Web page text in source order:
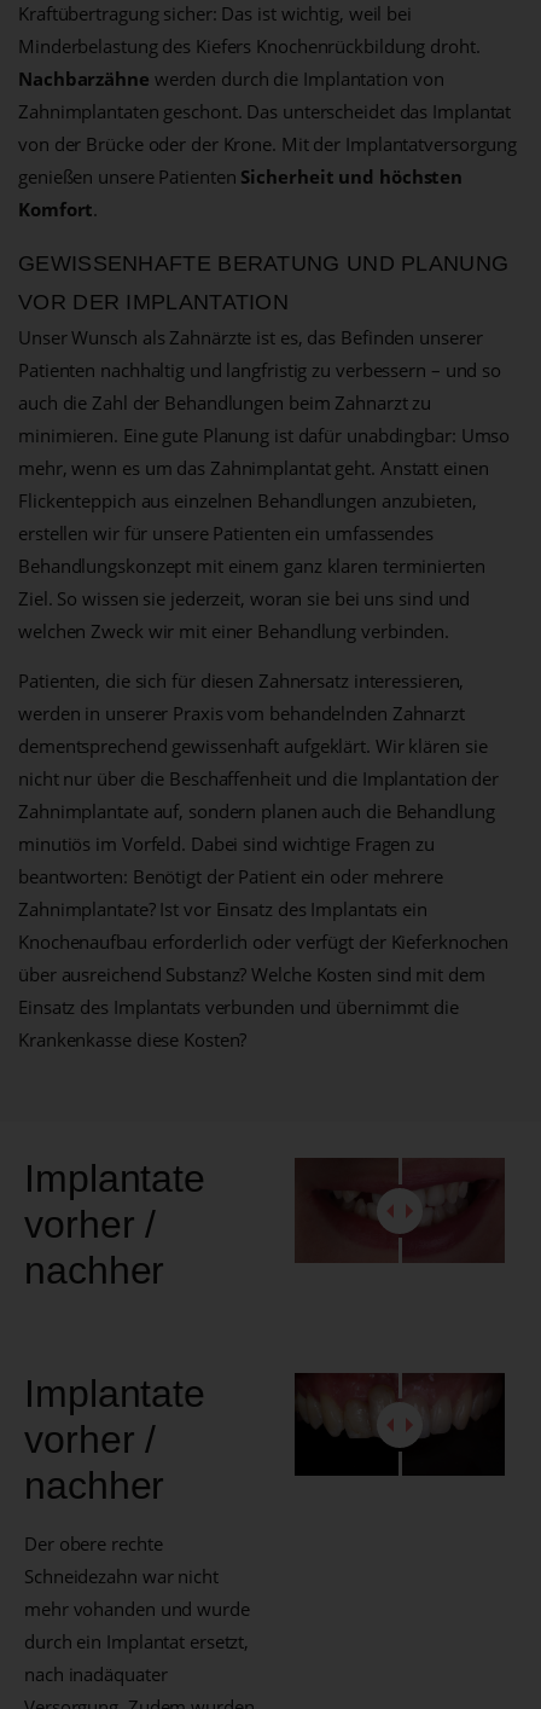
Kraftübertragung sicher: Das ist wichtig, weil bei
Minderbelastung des Kiefers Knochenrückbildung droht.
Nachbarzähne werden durch die Implantation von
Zahnimplantaten geschont. Das unterscheidet das Implantat
von der Brücke oder der Krone. Mit der Implantatversorgung
genießen unsere Patienten Sicherheit und höchsten
Komfort.
GEWISSENHAFTE BERATUNG UND PLANUNG
VOR DER IMPLANTATION
Unser Wunsch als Zahnärzte ist es, das Befinden unserer
Patienten nachhaltig und langfristig zu verbessern – und so
auch die Zahl der Behandlungen beim Zahnarzt zu
minimieren. Eine gute Planung ist dafür unabdingbar: Umso
mehr, wenn es um das Zahnimplantat geht. Anstatt einen
Flickenteppich aus einzelnen Behandlungen anzubieten,
erstellen wir für unsere Patienten ein umfassendes
Behandlungskonzept mit einem ganz klaren terminierten
Ziel. So wissen sie jederzeit, woran sie bei uns sind und
welchen Zweck wir mit einer Behandlung verbinden.
Patienten, die sich für diesen Zahnersatz interessieren,
werden in unserer Praxis vom behandelnden Zahnarzt
dementsprechend gewissenhaft aufgeklärt. Wir klären sie
nicht nur über die Beschaffenheit und die Implantation der
Zahnimplantate auf, sondern planen auch die Behandlung
minutiös im Vorfeld. Dabei sind wichtige Fragen zu
beantworten: Benötigt der Patient ein oder mehrere
Zahnimplantate? Ist vor Einsatz des Implantats ein
Knochenaufbau erforderlich oder verfügt der Kieferknochen
über ausreichend Substanz? Welche Kosten sind mit dem
Einsatz des Implantats verbunden und übernimmt die
Krankenkasse diese Kosten?
Implantate
vorher /
nachher
Implantate
vorher /
nachher
Der obere rechte
Schneidezahn war nicht
mehr vohanden und wurde
durch ein Implantat ersetzt,
nach inadäquater